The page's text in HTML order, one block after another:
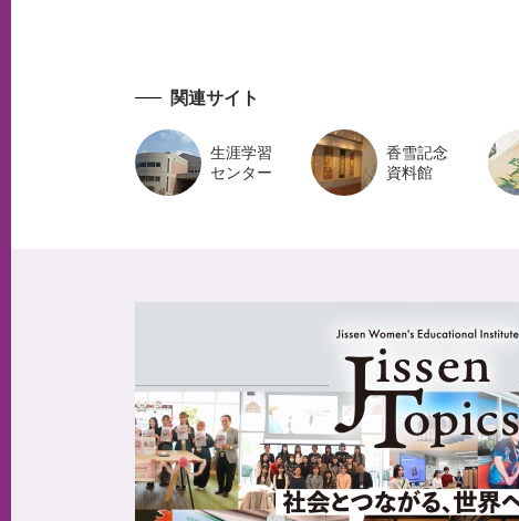
関連サイト
生涯学習
センター
香雪記念
資料館